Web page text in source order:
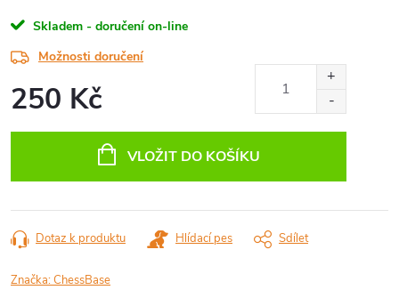
Skladem - doručení on-line
Možnosti doručení
250 Kč
VLOŽIT DO KOŠÍKU
Dotaz k produktu Hlídací pes Sdílet
Značka:ChessBase